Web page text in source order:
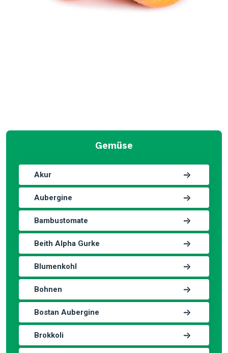
Gemüse
Akur
Aubergine
Bambustomate
Beith Alpha Gurke
Blumenkohl
Bohnen
Bostan Aubergine
Brokkoli